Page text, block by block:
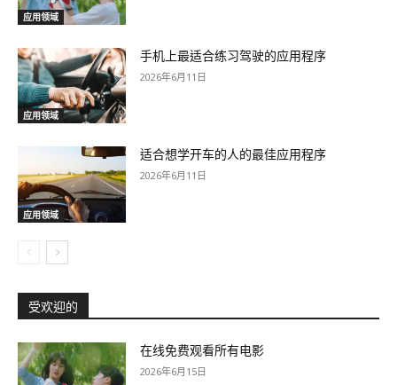
应用领域
应用领域
手机上最适合练习驾驶的应用程序
2026年6月11日
应用领域
适合想学开车的人的最佳应用程序
2026年6月11日
受欢迎的
在线免费观看所有电影
2026年6月15日